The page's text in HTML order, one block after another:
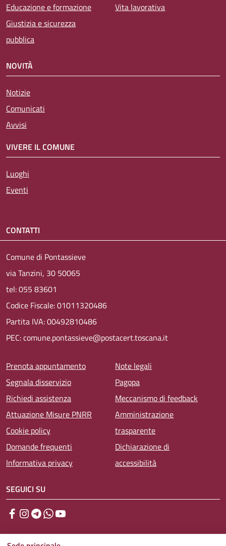
Educazione e formazione
Giustizia e sicurezza
pubblica
Vita lavorativa
NOVITÀ
Notizie
Comunicati
Avvisi
VIVERE IL COMUNE
Luoghi
Eventi
CONTATTI
Comune di Pontassieve
via Tanzini, 30 50065
tel: 055 83601
Codice Fiscale: 01011320486
Partita IVA: 00492810486
PEC: comune.pontassieve@postacert.toscana.it
Menu piè di pagina
Prenota appuntamento
Segnala disservizio
Richiedi assistenza
Attuazione Misure PNRR
Cookie policy
Domande frequenti
Informativa privacy
Note legali
Pagopa
Meccanismo di feedback
Amministrazione
trasparente
Dichiarazione di
accessibilità
SEGUICI SU
Facebook
Instagram
TelegramWhatsApp